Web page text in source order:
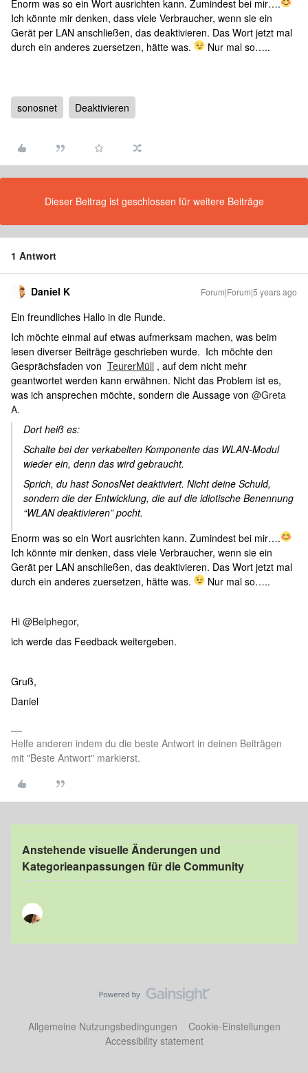
Enorm was so ein Wort ausrichten kann. Zumindest bei mir….
Ich könnte mir denken, dass viele Verbraucher, wenn sie ein
Gerät per LAN anschließen, das deaktivieren. Das Wort jetzt mal
durch ein anderes zuersetzen, hätte was.
Nur mal so…..
sonosnet Deaktivieren
Dieser Beitrag ist geschlossen für weitere Beiträge
1 Antwort
Daniel K Forum|Forum|5 years ago
Ein freundliches Hallo in die Runde.
Ich möchte einmal auf etwas aufmerksam machen, was beim
lesen diverser Beiträge geschrieben wurde. Ich möchte den
Gesprächsfaden von TeurerMüll , auf dem nicht mehr
geantwortet werden kann erwähnen. Nicht das Problem ist es,
was ich ansprechen möchte, sondern die Aussage von @Greta
A.
Dort heiß es:
Schalte bei der verkabelten Komponente das WLAN-Modul
wieder ein, denn das wird gebraucht.
Sprich, du hast SonosNet deaktiviert. Nicht deine Schuld,
sondern die der Entwicklung, die auf die idiotische Benennung
“WLAN deaktivieren” pocht.
Enorm was so ein Wort ausrichten kann. Zumindest bei mir….
Ich könnte mir denken, dass viele Verbraucher, wenn sie ein
Gerät per LAN anschließen, das deaktivieren. Das Wort jetzt mal
durch ein anderes zuersetzen, hätte was.
Nur mal so…..
Hi @Belphegor,
ich werde das Feedback weitergeben.
Gruß,
Daniel
Helfe anderen indem du die beste Antwort in deinen Beiträgen
mit "Beste Antwort" markierst.
Anstehende visuelle Änderungen und
Kategorieanpassungen für die Community
Allgemeine Nutzungsbedingungen
Cookie-Einstellungen
Accessibility statement